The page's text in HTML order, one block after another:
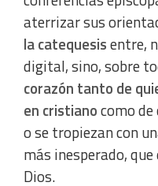
aterrizar sus
la catequesisentre,
digital, sino, sobre
corazón tanto de
en cristianocomo
o se tropiezan con
más inesperado,
Dios.
Measure content
Understand audiences
of data from different
Develop and improve
Use limited data to